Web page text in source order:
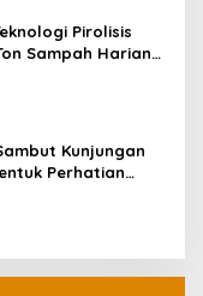
Pirolisis
Sampah Harian
Kunjungan
Perhatian